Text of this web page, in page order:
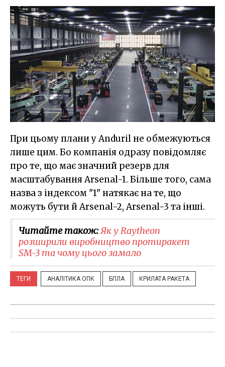
При цьому плани у Anduril не обмежуються
лише цим. Бо компанія одразу повідомляє
про те, що має значний резерв для
масштабування Arsenal-1. Більше того, сама
назва з індексом "1" натякає на те, що
можуть бути й Arsenal-2, Arsenal-3 та інші.
Читайте також:Як у Raytheon
розширили виробництво протиракет
SM-3 та чому цього замало
ТЕГИ АНАЛІТИКА ОПК БПЛА КРИЛАТА РАКЕТА